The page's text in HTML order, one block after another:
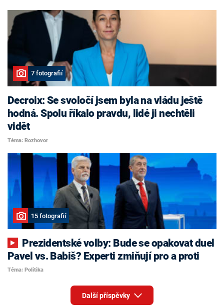
7 fotografií
Decroix: Se svoločí jsem byla na vládu ještě
hodná. Spolu říkalo pravdu, lidé ji nechtěli
vidět
Téma: Rozhovor
15 fotografií
Pavel vs. Babiš? Experti zmiňují pro a proti
Téma: Politika
Další příspěvky